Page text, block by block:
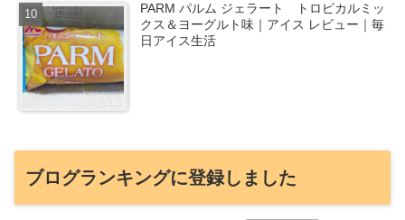
PARM パルム ジェラート トロピカルミッ
クス＆ヨーグルト味｜アイス レビュー｜毎
日アイス生活
ブログランキングに登録しました